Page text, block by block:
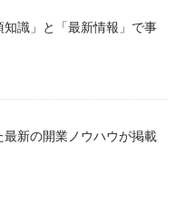
識」と「最新情報」で事
新の開業ノウハウが掲載